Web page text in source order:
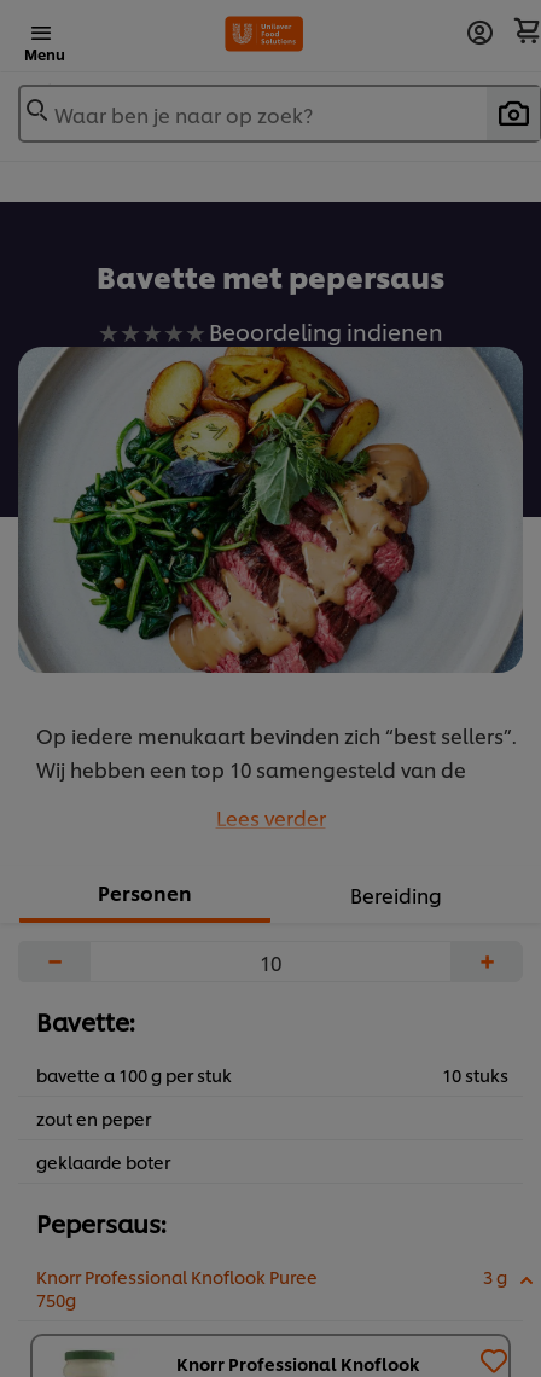
Menu
Waar ben je naar op zoek?
Bavette met pepersaus
Geen
beoordelingen
ingediend
voor
deze
recipe
Beoordeling indienen
Op iedere menukaart bevinden zich “best sellers”.
Wij hebben een top 10 samengesteld van de
niet op de menukaart mag ontbreken.
Lees verder
Personen Bereiding
− +
Bavette:
bavette a 100 g per stuk
10 stuks
zout en peper
geklaarde boter
Pepersaus:
Knorr Professional Knoflook Puree
750g
3 g
Knorr Professional Knoflook